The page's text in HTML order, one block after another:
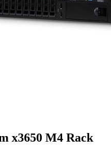
x3650 M4 Rack